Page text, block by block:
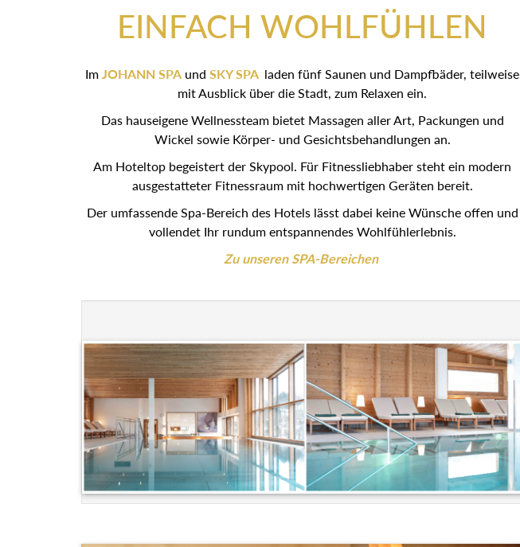
EINFACH WOHLFÜHLEN
Im JOHANN SPA und SKY SPA laden fünf Saunen und Dampfbäder, teilweise
mit Ausblick über die Stadt, zum Relaxen ein.
Das hauseigene Wellnessteam bietet Massagen aller Art, Packungen und
Wickel sowie Körper- und Gesichtsbehandlungen an.
Am Hoteltop begeistert der Skypool. Für Fitnessliebhaber steht ein modern
ausgestatteter Fitnessraum mit hochwertigen Geräten bereit.
Der umfassende Spa-Bereich des Hotels lässt dabei keine Wünsche offen und
vollendet Ihr rundum entspannendes Wohlfühlerlebnis.
Zu unseren SPA-Bereichen